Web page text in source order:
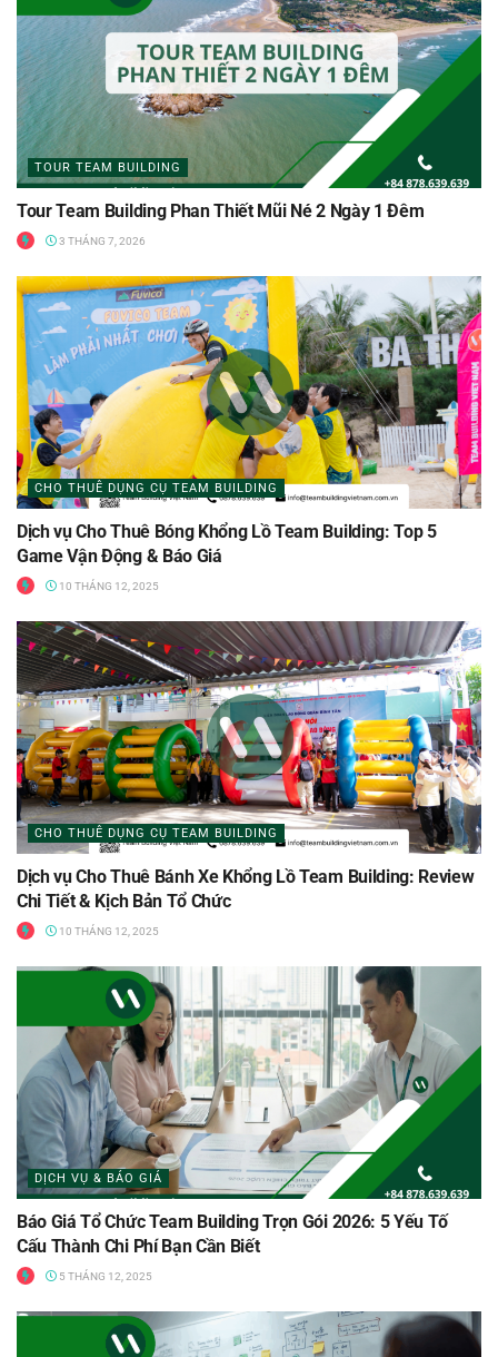
TOUR TEAM BUILDING
Tour Team Building Phan Thiết Mũi Né 2 Ngày 1 Đêm
3 THÁNG 7, 2026
CHO THUÊ DỤNG CỤ TEAM BUILDING
Dịch vụ Cho Thuê Bóng Khổng Lồ Team Building: Top 5
Game Vận Động & Báo Giá
10 THÁNG 12, 2025
CHO THUÊ DỤNG CỤ TEAM BUILDING
Dịch vụ Cho Thuê Bánh Xe Khổng Lồ Team Building: Review
Chi Tiết & Kịch Bản Tổ Chức
10 THÁNG 12, 2025
DỊCH VỤ & BÁO GIÁ
Báo Giá Tổ Chức Team Building Trọn Gói 2026: 5 Yếu Tố
Cấu Thành Chi Phí Bạn Cần Biết
5 THÁNG 12, 2025